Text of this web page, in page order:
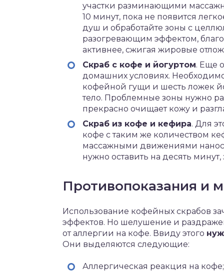
участки разминающими
10 минут, пока не появится
душ и обработайте зоны с
разогревающим эффектом,
активнее, сжигая жировые
Скраб с кофе и йогуртом. Еще
домашних условиях.
кофейной гущи и шесть ложек
тело. Проблемные зоны нужно
прекрасно очищает кожу и
Скраб из кофе и кефира. Для
кофе с таким же количеством
массажными движениями
нужно оставить на десять
Противопоказания и
Использование кофейных скрабов
эффектов. Но шелушение и
от аллергии на кофе. Ввиду этого
Они выделяются следующие:
Аллергическая реакция на кофе;